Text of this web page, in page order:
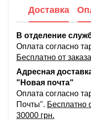
Доставка
В отделение
Оплата согласно
Бесплатно от
Адресная
"Новая почта"
Оплата согласно
Почты". Бесплатно
30000 грн.